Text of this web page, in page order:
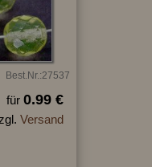
Best.Nr.:27537
für 0.99 €
Versand